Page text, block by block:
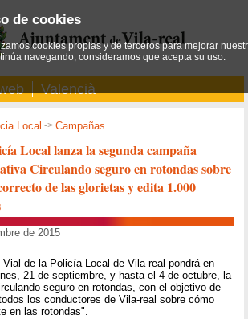
Valencià
Local ->Campañas
Local lanza la segunda campaña
Circulando seguro en rotondas sobre
de las glorietas y edita 1.000
de 2015
Vial de la Policía Local de Vila-real pondrá en
21 de septiembre, y hasta el 4 de octubre, la
seguro en rotondas, con el objetivo de
los conductores de Vila-real sobre cómo
en las rotondas".
de cookies
cookies propias y de terceros para mejorar
navegando, consideramos que acepta su uso.